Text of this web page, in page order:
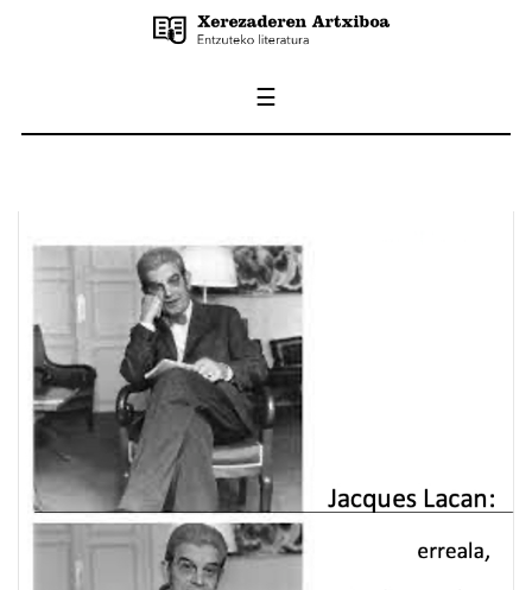
☰